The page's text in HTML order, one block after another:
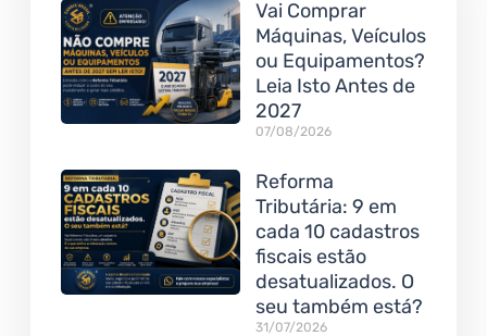
Vai Comprar
Máquinas, Veículos
ou Equipamentos?
Leia Isto Antes de
2027
07/08/2026
Reforma
Tributária: 9 em
cada 10 cadastros
fiscais estão
desatualizados. O
seu também está?
31/07/2026